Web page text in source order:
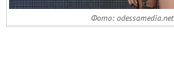
Фото: odessamedia.net